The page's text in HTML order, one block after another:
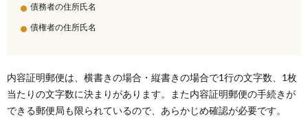
債務者の住所氏名
債権者の住所氏名
内容証明郵便は、横書きの場合・縦書きの場合で1行の文字数、1枚
当たりの文字数に決まりがあります。また内容証明郵便の手続きが
できる郵便局も限られているので、あらかじめ確認が必要です。